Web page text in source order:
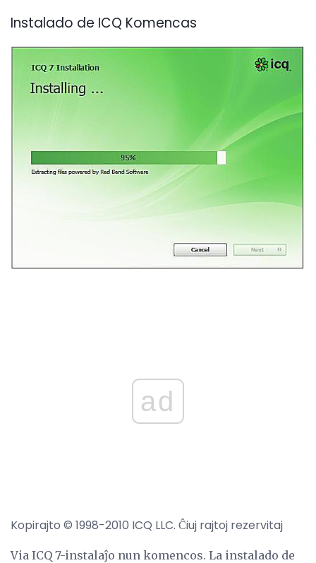
Instalado de ICQ Komencas
ad
Kopirajto © 1998-2010 ICQ LLC. Ĉiuj rajtoj rezervitaj
Via ICQ 7-instalaĵo nun komencos. La instalado de